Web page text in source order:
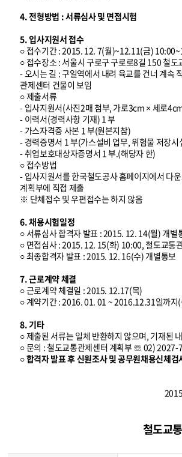
4. 전형방법 : 서류심사 및 면접시험
5. 입사지원서 접수
○ 접수기간 : 2015. 12. 7(월)~12.11(금)
○ 접수장소 : 서울시 구로구 구로로8길 150 철도
- 오시는 길 : 구일역에서 내려 육교를 건너 계속
관제센터 건물이 보임
○ 제출서류
- 입사지원서(사진2매 첨부, 가로3cm × 세로
- 이력서(경력사항 기재) 1 부
- 가스자격증 사본 1 부(원본지참)
- 경력증명서 1 부(가스설비 업무, 위험물 저장
- 취업보호대상자증명서 1 부.(해당자 한)
○ 접수방법
- 입사지원서를 한국철도공사 홈페이지에서 다
계획부에 직접 제출
※ 단체접수 및 우편접수는 하지 않음
6. 채용시험일정
○ 서류심사 합격자 발표 : 2015. 12. 14(월) 개별
○ 면접심사 : 2015. 12. 15(화) 10:00, 철도교통
○ 최종합격자 발표 : 2015. 12. 16(수) 개별통보
7. 근로계약 체결
○ 근로계약 체결일 : 2015. 12.17(목)
○ 계약기간 : 2016. 01. 01 ~ 2016.12.31일까지
8. 기타
○ 제출된 서류는 일체 반환하지 않으며, 기재된
○ 문의 : 철도교통관제센터 계획부 ☏ 02) 2027-
○ 합격자 발표 후 신원조사 및 공무원채용신체
철도교